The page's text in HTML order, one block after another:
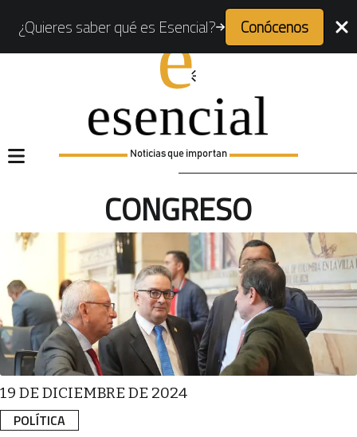
¿Quieres saber qué es Esencial? Conócenos
Noticias que importan
CONGRESO
POLÍTICA
19 DE DICIEMBRE DE 2024